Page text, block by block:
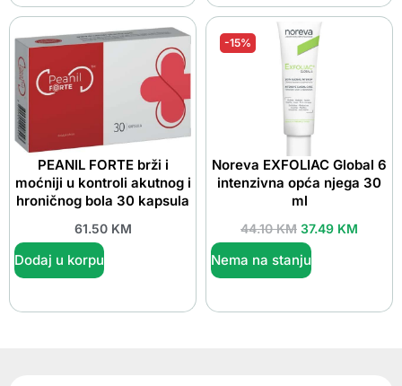
PEANIL FORTE brži i
moćniji u kontroli akutnog i
hroničnog bola 30 kapsula
61.50 KM
Dodaj u korpu
-15%
Noreva EXFOLIAC Global 6
intenzivna opća njega 30
ml
44.10KM 37.49 KM
Nema na stanju